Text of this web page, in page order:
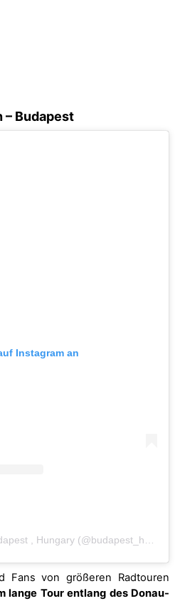
– Budapest
Instagram an
Fans von größeren Radtouren
lange Tour entlang des Donau-